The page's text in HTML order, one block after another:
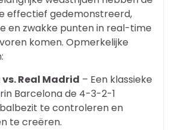
effectief gedemonstreerd,
en zwakke punten in real-time
komen. Opmerkelijke
Real Madrid – Een klassieke
Barcelona de 4-3-2-1
te controleren en
te creëren.